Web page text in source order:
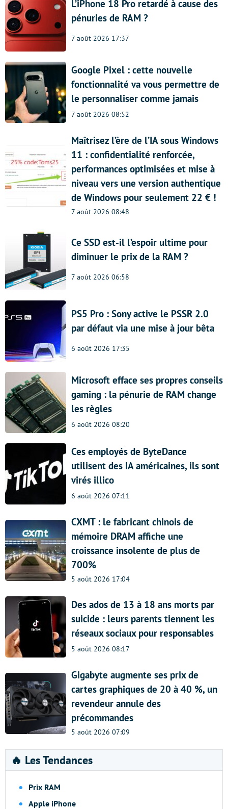
L’iPhone 18 Pro retardé à cause des
pénuries de RAM ?
7 août 2026 17:37
Google Pixel : cette nouvelle
fonctionnalité va vous permettre de
le personnaliser comme jamais
7 août 2026 08:52
Maîtrisez l’ère de l’IA sous Windows
11 : confidentialité renforcée,
performances optimisées et mise à
niveau vers une version authentique
de Windows pour seulement 22 € !
7 août 2026 08:48
Ce SSD est-il l’espoir ultime pour
diminuer le prix de la RAM ?
7 août 2026 06:58
PS5 Pro : Sony active le PSSR 2.0
par défaut via une mise à jour bêta
6 août 2026 17:35
Microsoft efface ses propres conseils
gaming : la pénurie de RAM change
les règles
6 août 2026 08:20
Ces employés de ByteDance
utilisent des IA américaines, ils sont
virés illico
6 août 2026 07:11
CXMT : le fabricant chinois de
mémoire DRAM affiche une
croissance insolente de plus de
700%
5 août 2026 17:04
Des ados de 13 à 18 ans morts par
suicide : leurs parents tiennent les
réseaux sociaux pour responsables
5 août 2026 08:17
Gigabyte augmente ses prix de
cartes graphiques de 20 à 40 %, un
revendeur annule des
précommandes
5 août 2026 07:09
🔥 Les Tendances
Prix RAM
Apple iPhone